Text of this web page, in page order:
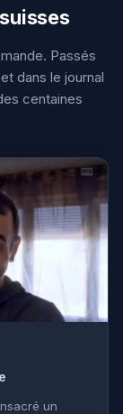
Passés
dans le journal
centaines
un